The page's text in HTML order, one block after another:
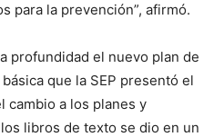
para la prevención”, afirmó.
profundidad el nuevo plan de
que la SEP presentó el
cambio a los planes y
libros de texto se dio en un